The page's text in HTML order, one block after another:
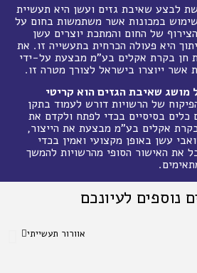
לבצע שאיבת גזים ועשן היא תעשיית
במכונות אשר משתמשות בחום על
של החום והמתכת יוצרים עשן
היא פעולה הכרחית בתעשייה זו. את
חן בקרת אקלים בע"מ מבצעת על-ידי
אשר ייוצרו בישראל לצורך מטרה זו.
שאיבת הגזים הוא קריטי
של הרשויות דורש לעמוד בתקן
כלים בסיסיים בכדי לפתח ולקדם את
אקלים בע"מ מבצעת את הייצור,
עשן באופן מקצועי ואמין בכדי
את האישור הסופי מהרשויות להמשך
נוספים לעיונכם
אוורור תעשייתי